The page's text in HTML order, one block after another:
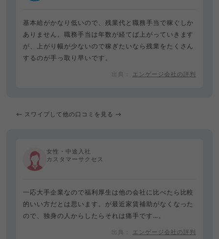
基本給がかなり低いので、残業代と職務手当で稼ぐしか
ありません。職務手当は年数が経てば上がっていきます
が、上がり幅が少ないので稼ぎたいなら残業をたくさん
するのが手っ取り早いです。
エンゲージ会社の評判
← スワイプして他の口コミを見る →
女性・中途入社
カスタマーサクセス
一応大手企業なので福利厚生は他の会社に比べたら比較
的いい方だとは思います。が最近家賃補助がなくなった
ので、独身の人からしたらそれは痛手です…。
エンゲージ会社の評判